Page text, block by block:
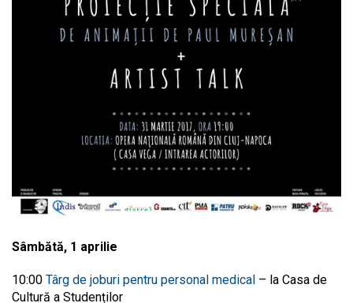
Sâmbătă, 1 aprilie
10:00 Târg de joburi pentru personal medical – la Casa de
Cultură a Studenților